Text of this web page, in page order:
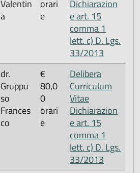
Valentin
a
orari
e
Dichiarazion
e art. 15
comma 1
lett. c) D. Lgs.
33/2013
dr.
Gruppu
so
Frances
co
€
80,0
0
orari
e
Delibera
Curriculum
Vitae
Dichiarazion
e art. 15
comma 1
lett. c) D. Lgs.
33/2013